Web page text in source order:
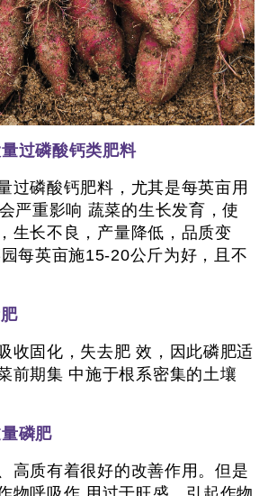
量过磷酸钙类肥料
过磷酸钙肥料，尤其是每英亩用
严重影响 蔬菜的生长发育，使
生长不良，产量降低，品质变
每英亩施15-20公斤为好，且不
收固化，失去肥 效，因此磷肥适
前期集 中施于根系密集的土壤
量磷肥
高质有着很好的改善作用。但是